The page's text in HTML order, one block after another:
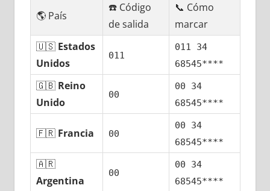
🌎 País
☎️ Código
dе salida
📞 Cómo
marcar
🇺🇸 Estados
Unidos
011
011 34
68545****
🇬🇧 Reino
Unido
00
00 34
68545****
🇫🇷 Francia 00
00 34
68545****
🇦🇷
Argentina
00
00 34
68545****